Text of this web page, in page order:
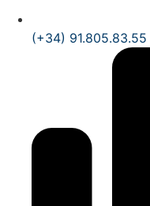
(+34) 91.805.83.55